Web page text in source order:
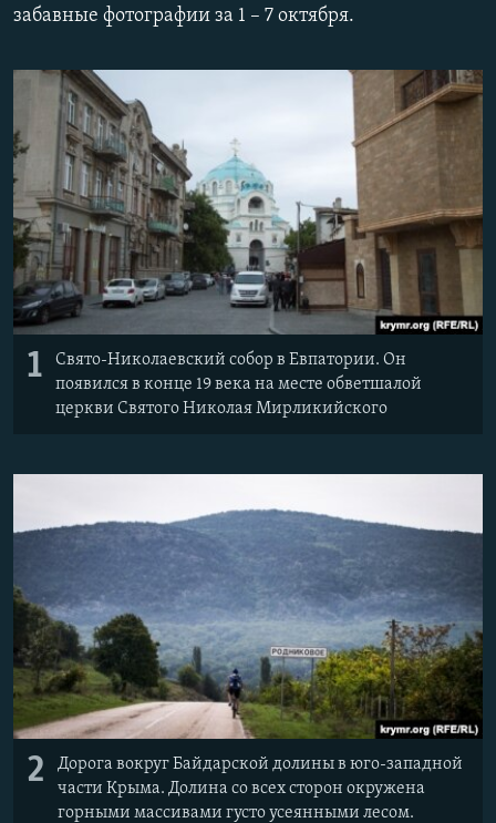
УКРАИНСКАЯ ПРОБЛЕМА КРЫМА
Все сайты RFE/RL
забавные фотографии за 1 – 7 октября.
1
Свято-Николаевский собор в Евпатории. Он
появился в конце 19 века на месте обветшалой
церкви Святого Николая Мирликийского
2
Дорога вокруг Байдарской долины в юго-западной
части Крыма. Долина со всех сторон окружена
горными массивами густо усеянными лесом.